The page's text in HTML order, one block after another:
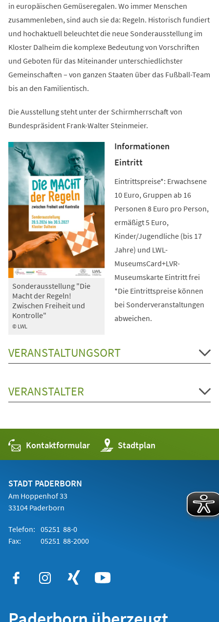
in europäischen Gemüseregalen. Wo immer Menschen
zusammenleben, sind auch sie da: Regeln. Historisch fundiert
und hochaktuell beleuchtet die neue Sonderausstellung im
Kloster Dalheim die komplexe Bedeutung von Vorschriften
und Geboten für das Miteinander unterschiedlichster
Gemeinschaften – von ganzen Staaten über das Fußball-Team
bis an den Familientisch.
Die Ausstellung steht unter der Schirmherrschaft von
Bundespräsident Frank-Walter Steinmeier.
© LWL
Sonderausstellung "Die
Macht der Regeln!
Zwischen Freiheit und
Kontrolle"
Informationen
Eintritt
Eintrittspreise*: Erwachsene
10 Euro, Gruppen ab 16
Personen 8 Euro pro Person,
ermäßigt 5 Euro,
Kinder/Jugendliche (bis 17
Jahre) und LWL-
MuseumsCard+LVR-
Museumskarte Eintritt frei
*Die Eintrittspreise können
bei Sonderveranstaltungen
abweichen.
VERANSTALTUNGSORT
VERANSTALTER
Kontaktformular Stadtplan
(Öffnet
in
einem
STADT PADERBORN
Am Hoppenhof 33
33104 Paderborn
Telefon: 05251 88-0
Fax:
05251 88-2000